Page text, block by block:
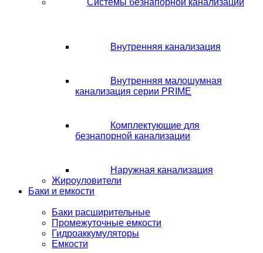
Системы безнапорной канализации
Внутренняя канализация
Внутренняя малошумная
канализация серии PRIME
Комплектующие для
безнапорной канализации
Наружная канализация
Жироуловители
Баки и емкости
Баки расширительные
Промежуточные емкости
Гидроаккумуляторы
Емкости